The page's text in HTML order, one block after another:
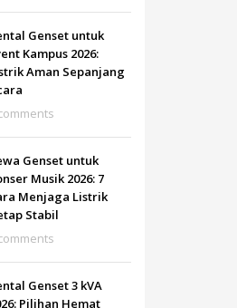
Genset untuk
Kampus 2026:
Aman Sepanjang
Genset untuk
Musik 2026: 7
Menjaga Listrik
Stabil
Genset 3 kVA
Pilihan Hemat